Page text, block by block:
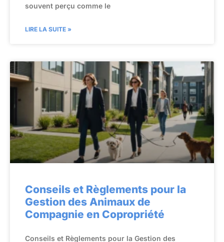
souvent perçu comme le
LIRE LA SUITE »
Conseils et Règlements pour la
Gestion des Animaux de
Compagnie en Copropriété
Conseils et Règlements pour la Gestion des